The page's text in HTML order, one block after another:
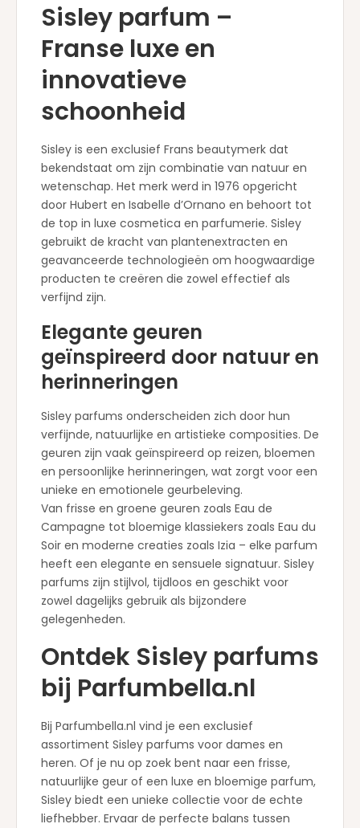
Sisley parfum –
Franse luxe en
innovatieve
schoonheid
Sisley is een exclusief Frans beautymerk dat
bekendstaat om zijn combinatie van natuur en
wetenschap. Het merk werd in 1976 opgericht
door Hubert en Isabelle d’Ornano en behoort tot
de top in luxe cosmetica en parfumerie. Sisley
gebruikt de kracht van plantenextracten en
geavanceerde technologieën om hoogwaardige
producten te creëren die zowel effectief als
verfijnd zijn.
Elegante geuren
geïnspireerd door natuur en
herinneringen
Sisley parfums onderscheiden zich door hun
verfijnde, natuurlijke en artistieke composities. De
geuren zijn vaak geïnspireerd op reizen, bloemen
en persoonlijke herinneringen, wat zorgt voor een
unieke en emotionele geurbeleving.
Van frisse en groene geuren zoals Eau de
Campagne tot bloemige klassiekers zoals Eau du
Soir en moderne creaties zoals Izia – elke parfum
heeft een elegante en sensuele signatuur. Sisley
parfums zijn stijlvol, tijdloos en geschikt voor
zowel dagelijks gebruik als bijzondere
gelegenheden.
Ontdek Sisley parfums
bij Parfumbella.nl
Bij Parfumbella.nl vind je een exclusief
assortiment Sisley parfums voor dames en
heren. Of je nu op zoek bent naar een frisse,
natuurlijke geur of een luxe en bloemige parfum,
Sisley biedt een unieke collectie voor de echte
liefhebber. Ervaar de perfecte balans tussen